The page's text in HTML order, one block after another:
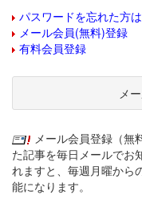
パスワードを忘れた方
メール会員(無料)登録
有料会員登録
メ
メール会員登録（無
た記事を毎日メールでお
れますと、毎週月曜から
能になります。